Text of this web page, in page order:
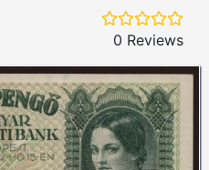
0 Reviews